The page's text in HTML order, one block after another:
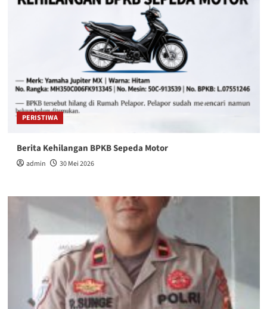
PERISTIWA
Berita Kehilangan BPKB Sepeda Motor
admin 30 Mei 2026